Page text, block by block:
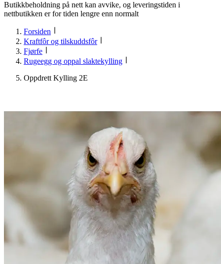
Butikkbeholdning på nett kan avvike, og leveringstiden i
nettbutikken er for tiden lengre enn normalt
Forsiden
Kraftfôr og tilskuddsfôr
Fjørfe
Rugeegg og oppal slaktekylling
Oppdrett Kylling 2E